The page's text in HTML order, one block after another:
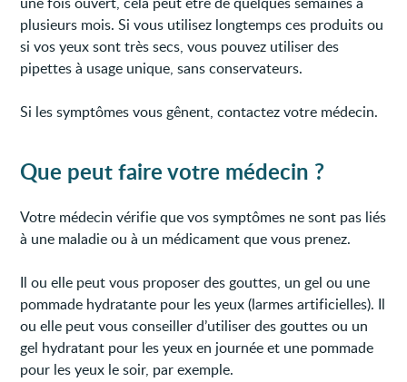
plusieurs mois. Si vous utilisez longtemps ces produits ou
si vos yeux sont très secs, vous pouvez utiliser des
pipettes à usage unique, sans conservateurs.
Si les symptômes vous gênent, contactez votre médecin.
Que peut faire votre médecin ?
Votre médecin vérifie que vos symptômes ne sont pas liés
à une maladie ou à un médicament que vous prenez.
Il ou elle peut vous proposer des gouttes, un gel ou une
pommade hydratante pour les yeux (larmes artificielles). Il
ou elle peut vous conseiller d’utiliser des gouttes ou un
gel hydratant pour les yeux en journée et une pommade
pour les yeux le soir, par exemple.